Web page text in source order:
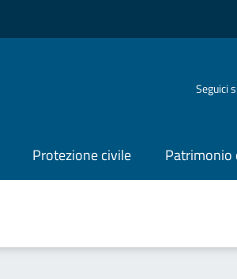
Seguici
Protezione civile Patrimonio